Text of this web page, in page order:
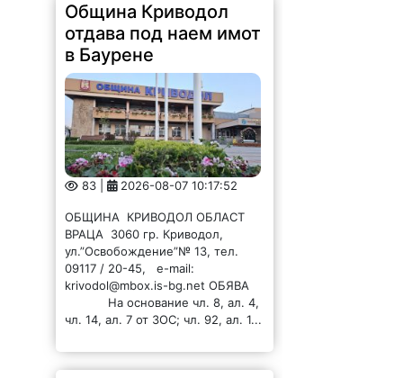
Община Криводол
отдава под наем имот
в Баурене
83 | 2026-08-07 10:17:52
ОБЩИНА КРИВОДОЛ ОБЛАСТ
ВРАЦА 3060 гр. Криводол,
ул.”Освобождение”№ 13, тел.
09117 / 20-45, e-mail:
krivodol@mbox.is-bg.net ОБЯВА
На основание чл. 8, ал. 4,
чл. 14, ал. 7 от ЗОС; чл. 92, ал. 1...